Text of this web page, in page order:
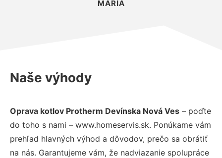
MÁRIA
Naše výhody
Oprava kotlov Protherm Devínska Nová Ves – poďte
do toho s nami – www.homeservis.sk. Ponúkame vám
prehľad hlavných výhod a dôvodov, prečo sa obrátiť
na nás. Garantujeme vám, že nadviazanie spolupráce